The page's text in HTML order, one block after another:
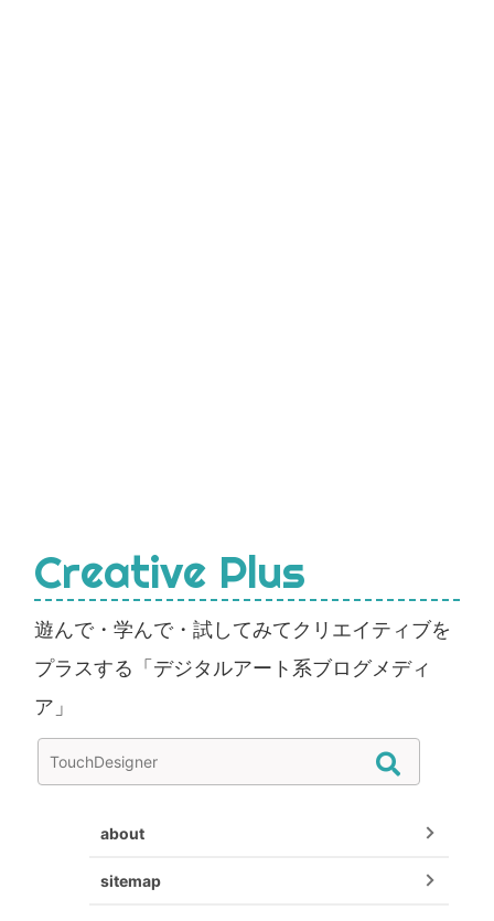
Creative Plus
遊んで・学んで・試してみてクリエイティブを
プラスする「デジタルアート系ブログメディ
ア」
about
sitemap